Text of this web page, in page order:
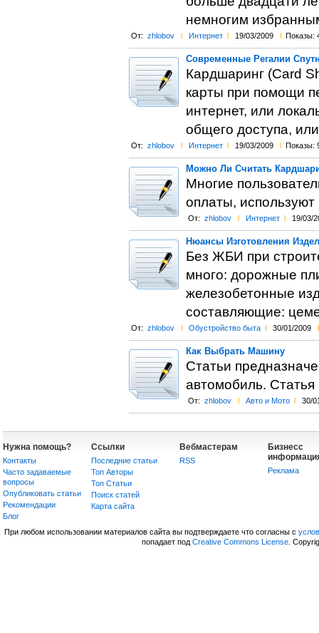
немногим
От: zhlobov l Интернет l 19/03/2009 l Показы:
Современные Регалии
Кардшаринг (Card
карты при помощи
интернет, или
общего доступа,
От: zhlobov l Интернет l 19/03/2009 l Показы:
Можно Ли Считать
Многие
оплаты,
От: zhlobov l Интернет l 19/03/
Нюансы Изготовления
Без ЖБИ при
много: дорожные
железобетонные
составляющие:
От: zhlobov l Обустройство быта l 30/01/2009 l
Как Выбрать Машину
Статьи
автомобиль.
От: zhlobov l Авто и Мото l 30/
Нужна помощь?
Контакты
Часто задаваемые
вопросы
Опубликовать статьи
Рекомендации
Блог
Ссылки
Последние статьи
Топ Авторы
Топ Статьи
Поиск статей
Карта сайта
Вебмастерам
RSS
Бизнесс
Реклама
При любом использовании материалов сайта вы подтверждаете что согласны с
попадает под Creative Commons License.